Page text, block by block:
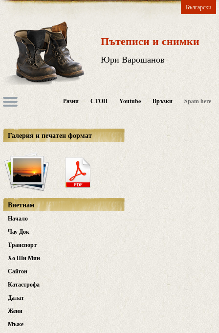
Български
Пътеписи и снимки
Юри Варошанов
Разни СТОП Youtube Връзки Spam here
Галерия и печатен формат
Виетнам
Начало
Чау Док
Транспорт
Хо Ши Мин
Сайгон
Катастрофа
Далат
Жени
Мъже